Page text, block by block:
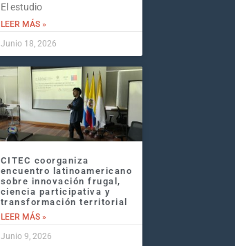
El estudio
LEER MÁS »
Junio 18, 2026
CITEC coorganiza
encuentro latinoamericano
sobre innovación frugal,
ciencia participativa y
transformación territorial
LEER MÁS »
Junio 9, 2026